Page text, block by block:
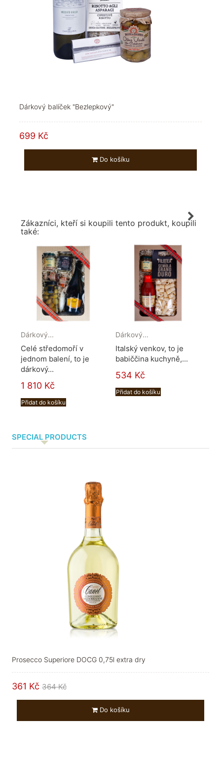
Dárkový balíček "Bezlepkový"
699 Kč
Do košíku
Zákazníci, kteří si koupili tento produkt, koupili
také:
Dárkový...
Celé středomoří v
jednom balení, to je
dárkový...
1 810 Kč
Přidat do košíku
Dárkový...
Italský venkov, to je
babiččina kuchyně,...
534 Kč
Přidat do košíku
SPECIAL PRODUCTS
Prosecco Superiore DOCG 0,75l extra dry
361 Kč 364 Kč
Do košíku